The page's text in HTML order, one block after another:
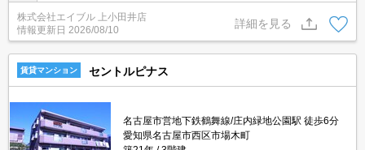
株式会社エイブル 上小田井店
情報更新日 2026/08/10
詳細を見る
賃貸マンション セントルピナス
名古屋市営地下鉄鶴舞線/庄内緑地公園駅 徒歩6分
愛知県名古屋市西区市場木町